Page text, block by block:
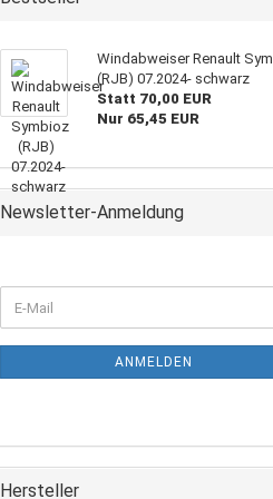
Windabweiser Renault
(RJB) 07.2024- schwarz
Statt 70,00 EUR
Nur 65,45 EUR
Newsletter-Anmeldung
ZUR
E-
Mail
ANMELDEN
Hersteller